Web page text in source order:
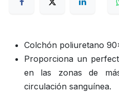
Colchón poliuretano
Proporciona un
en las zonas de
circulación sanguínea.